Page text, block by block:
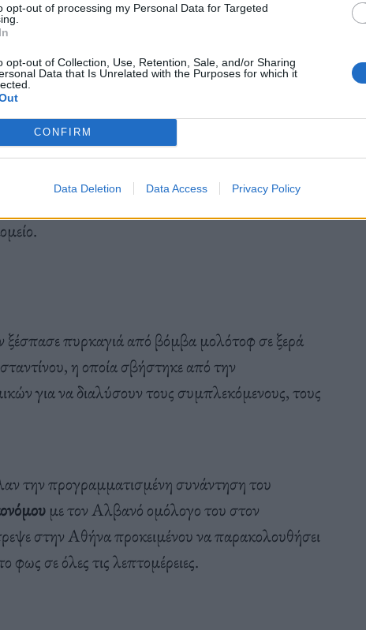
opt-out of processing my Personal Data for Targeted
opt-out of Collection, Use, Retention, Sale, and/or Sharing
Data that Is Unrelated with the Purposes for which it
CONFIRM
Data Deletion Data Access Privacy Policy
και συγκεκριμένα τρεις Έλληνες και πέντε
Κροάτες, ένας Αυστριακός, ένας Βόσνιος,
στην Ασφάλεια Αττικής, ενώ οι 8
ξέσπασε πυρκαγιά από βόμβα μολότοφ σε ξερά
η οποία σβήστηκε από την
για να διαλύσουν τους συμπλεκόμενους, τους
την προγραμματισμένη συνάντηση του
με τον Αλβανό ομόλογο του στον
στην Αθήνα προκειμένου να παρακολουθήσει
φως σε όλες τις λεπτομέρειες.